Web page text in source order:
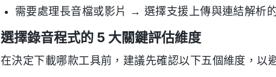
需要處理長音檔或影片 → 選擇支援上傳與連結解析
選擇錄音程式的 5 大關鍵評估維度
在決定下載哪款工具前，建議先確認以下五個維度，以